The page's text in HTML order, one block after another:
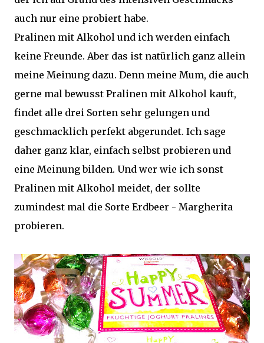
auch nur eine probiert habe.
Pralinen mit Alkohol und ich werden einfach
keine Freunde. Aber das ist natürlich ganz allein
meine Meinung dazu. Denn meine Mum, die auch
gerne mal bewusst Pralinen mit Alkohol kauft,
findet alle drei Sorten sehr gelungen und
geschmacklich perfekt abgerundet. Ich sage
daher ganz klar, einfach selbst probieren und
eine Meinung bilden. Und wer wie ich sonst
Pralinen mit Alkohol meidet, der sollte
zumindest mal die Sorte Erdbeer - Margherita
probieren.